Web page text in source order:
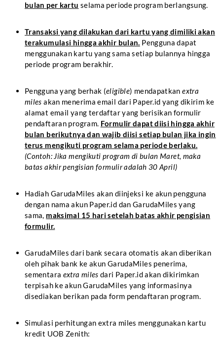
bulan per kartu selama periode program berlangsung.
Transaksi yang dilakukan dari kartu yang dimiliki akan
terakumulasi hingga akhir bulan. Pengguna dapat
menggunakan kartu yang sama setiap bulannya hingga
periode program berakhir.
Pengguna yang berhak (eligible) mendapatkanextra
milesakan menerima email dari Paper.id yang dikirim ke
alamat email yang terdaftar yang berisikan formulir
pendaftaran program. Formulir dapat diisi hingga akhir
bulan berikutnya dan wajib diisi setiap bulan jika ingin
terus mengikuti program selama periode berlaku.
(Contoh: Jika mengikuti program di bulan Maret, maka
batas akhir pengisian formulir adalah 30 April)
Hadiah GarudaMiles akan diinjeksi ke akun pengguna
dengan nama akun Paper.id dan GarudaMiles yang
sama, maksimal 15 hari setelah batas akhir pengisian
formulir.
GarudaMiles dari bank secara otomatis akan diberikan
oleh pihak bank ke akun GarudaMiles penerima,
sementara extra milesdari Paper.id akan dikirimkan
terpisah ke akun GarudaMiles yang informasinya
disediakan berikan pada form pendaftaran program.
Simulasi perhitungan extra miles menggunakan kartu
kredit UOB Zenith: